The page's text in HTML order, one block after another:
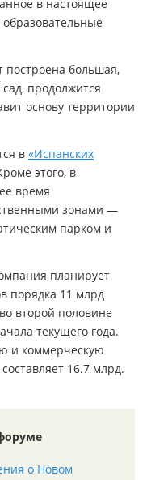
в настоящее
построена большая,
продолжится
основу территории
в «Испанских
этого, в
время
зонами —
парком и
планирует
порядка 11 млрд
второй половине
текущего года.
и коммерческую
16.7 млрд.
о Новом